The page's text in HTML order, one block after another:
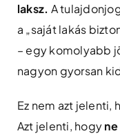
laksz. A
a „saját lakás
– egy komolyabb
nagyon gyorsan
Ez nem azt jelenti,
Azt jelenti, hogy